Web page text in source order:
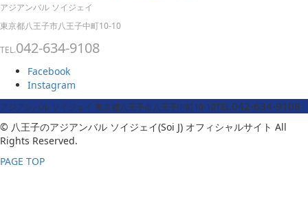
アジアンバル ソイジェイ
東京都八王子市八王子中町10-10
TEL.042-634-9108
Facebook
Instagram
アジアンバル ソイジェイ 東京都八王子市八王子中町10-10TEL.042-634-9108
© 八王子のアジアンバル ソイジェイ(Soi J) オフィシャルサイト All
Rights Reserved.
PAGE TOP